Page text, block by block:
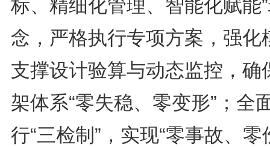
标、精细化管理、智能化赋能
念，严格执行专项方案，强化
支撑设计验算与动态监控，确
架体系“零失稳、零变形”；全
行“三检制”，实现“零事故、零